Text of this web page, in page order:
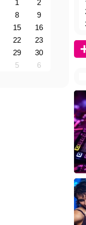
1
2
8
9
15
16
22
23
29
30
5 6